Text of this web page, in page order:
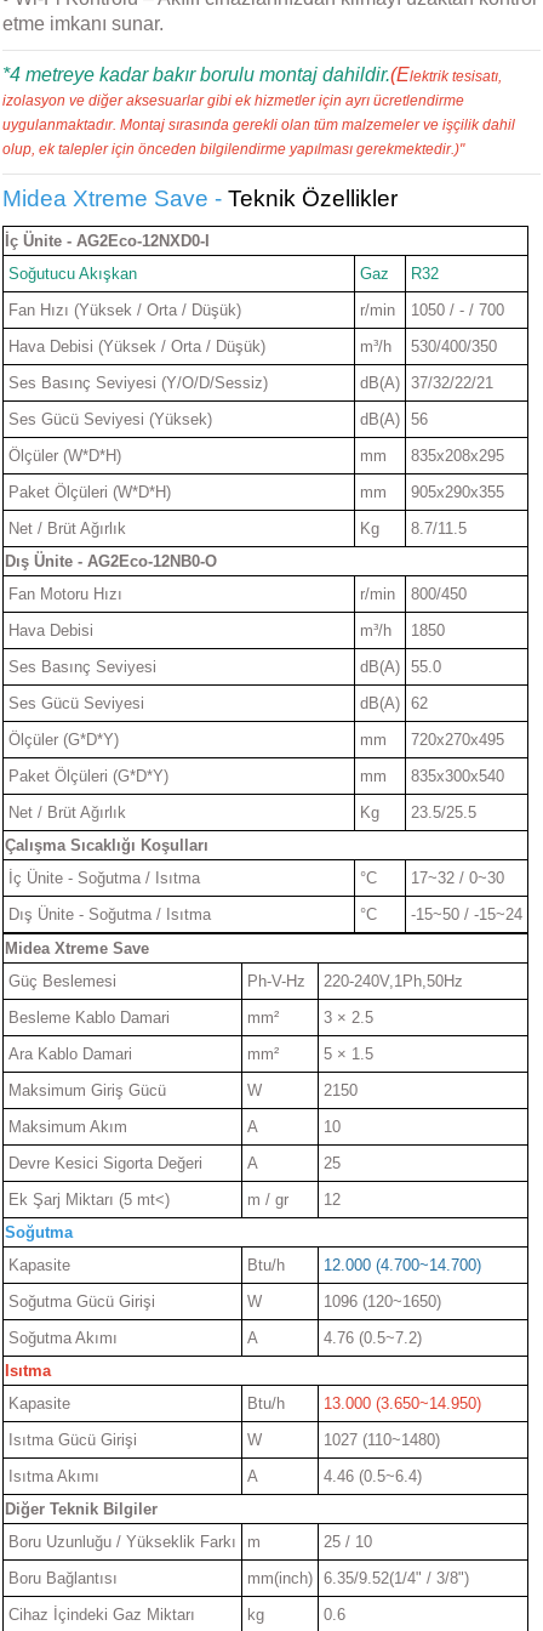
etme imkanı sunar.
*4 metreye kadar bakır borulu montaj dahildir.(Elektrik tesisatı,
izolasyon ve diğer aksesuarlar gibi ek hizmetler için ayrı ücretlendirme
uygulanmaktadır. Montaj sırasında gerekli olan tüm malzemeler ve işçilik dahil
olup, ek talepler için önceden bilgilendirme yapılması gerekmektedir.)"
Midea Xtreme Save - Teknik Özellikler
İç Ünite - AG2Eco-12NXD0-I
Soğutucu Akışkan
Gaz
R32
Fan Hızı (Yüksek / Orta / Düşük)
r/min
1050 / - / 700
Hava Debisi (Yüksek / Orta / Düşük)
m³/h
530/400/350
Ses Basınç Seviyesi (Y/O/D/Sessiz)
dB(A) 37/32/22/21
Ses Gücü Seviyesi (Yüksek)
dB(A) 56
Ölçüler (W*D*H)
mm
835x208x295
Paket Ölçüleri (W*D*H)
mm
905x290x355
Net / Brüt Ağırlık
Kg
8.7/11.5
Dış Ünite - AG2Eco-12NB0-O
Fan Motoru Hızı
r/min
800/450
Hava Debisi
m³/h
1850
Ses Basınç Seviyesi
dB(A) 55.0
Ses Gücü Seviyesi
dB(A) 62
Ölçüler (G*D*Y)
mm
720x270x495
Paket Ölçüleri (G*D*Y)
mm
835x300x540
Net / Brüt Ağırlık
Kg
23.5/25.5
Çalışma Sıcaklığı Koşulları
İç Ünite - Soğutma / Isıtma
°C
17~32 / 0~30
Dış Ünite - Soğutma / Isıtma
°C
-15~50 / -15~24
Midea Xtreme Save
Güç Beslemesi
Ph-V-Hz
220-240V,1Ph,50Hz
Besleme Kablo Damari
mm²
3 × 2.5
Ara Kablo Damari
mm²
5 × 1.5
Maksimum Giriş Gücü
W
2150
Maksimum Akım
A
10
Devre Kesici Sigorta Değeri
A
25
Ek Şarj Miktarı (5 mt<)
m / gr
12
Soğutma
Kapasite
Btu/h
12.000 (4.700~14.700)
Soğutma Gücü Girişi
W
1096 (120~1650)
Soğutma Akımı
A
4.76 (0.5~7.2)
Isıtma
Kapasite
Btu/h
13.000 (3.650~14.950)
Isıtma Gücü Girişi
W
1027 (110~1480)
Isıtma Akımı
A
4.46 (0.5~6.4)
Diğer Teknik Bilgiler
Boru Uzunluğu / Yükseklik Farkı
m
25 / 10
Boru Bağlantısı
mm(inch) 6.35/9.52(1/4" / 3/8")
Cihaz İçindeki Gaz Miktarı
kg 0.6